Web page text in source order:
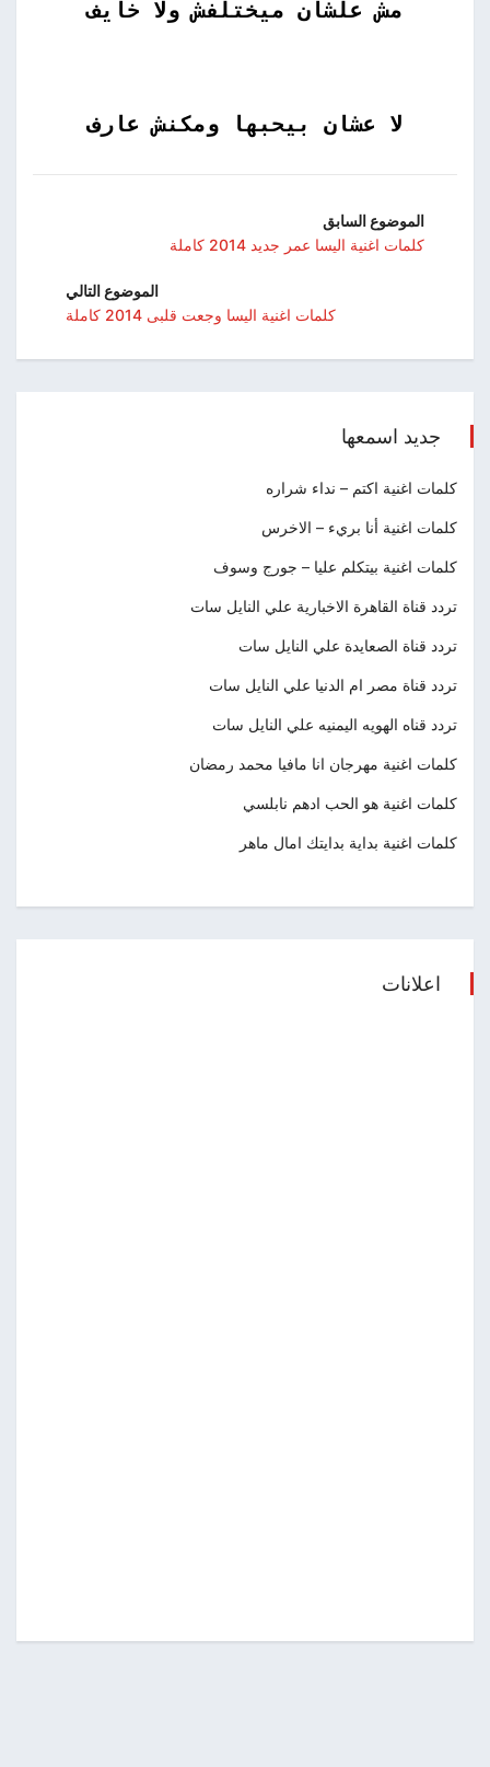
مش علشان ميختلفش ولا خايف
لا عشان بيحبها ومكنش عارف
الموضوع السابق
كلمات اغنية اليسا عمر جديد 2014 كاملة
الموضوع التالي
كلمات اغنية اليسا وجعت قلبى 2014 كاملة
جديد اسمعها
كلمات اغنية اكتم – نداء شراره
كلمات اغنية أنا بريء – الاخرس
كلمات اغنية بيتكلم عليا – جورج وسوف
تردد قناة القاهرة الاخبارية علي النايل سات
تردد قناة الصعايدة علي النايل سات
تردد قناة مصر ام الدنيا علي النايل سات
تردد قناه الهويه اليمنيه علي النايل سات
كلمات اغنية مهرجان انا مافيا محمد رمضان
كلمات اغنية هو الحب ادهم نابلسي
كلمات اغنية بداية بدايتك امال ماهر
اعلانات